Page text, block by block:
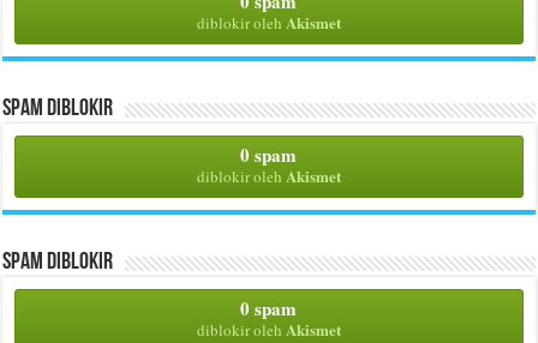
diblokir oleh Akismet
Spam Diblokir
0 spam
diblokir oleh Akismet
Spam Diblokir
0 spam
diblokir oleh Akismet